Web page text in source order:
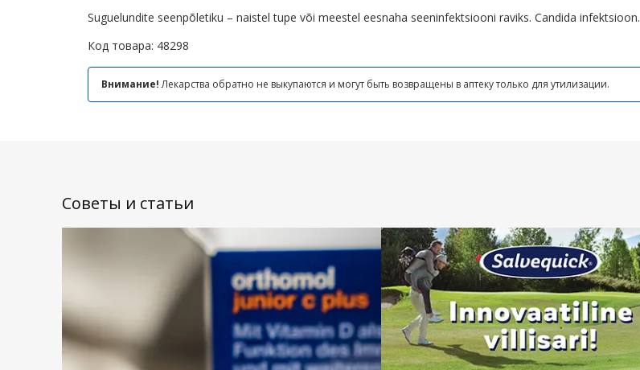
Suguelundite seenpõletiku – naistel tupe või meestel eesnaha seeninfektsiooni raviks. Candida infektsioon.
Код товара: 48298
Внимание!Лекарства обратно не выкупаются и могут быть возвращены в аптеку только для утилизации.
Советы и статьи